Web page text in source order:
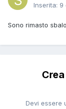
Inserita: 9
Sono rimasto
Devi essere